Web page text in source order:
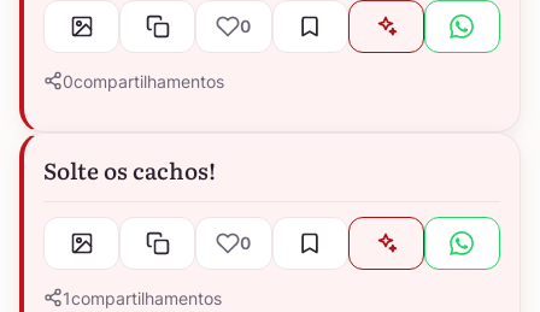
0
0compartilhamentos
Solte os cachos!
0
1compartilhamentos